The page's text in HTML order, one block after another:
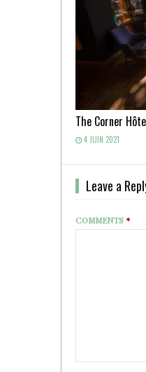
The Corner
4 JUIN 2021
Leave a
COMMENTS*